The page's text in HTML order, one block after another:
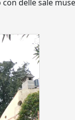
delle sale